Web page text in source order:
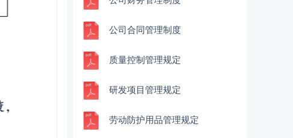
公司合同管理制度
质量控制管理规定
研发项目管理规定
劳动防护用品管理规定